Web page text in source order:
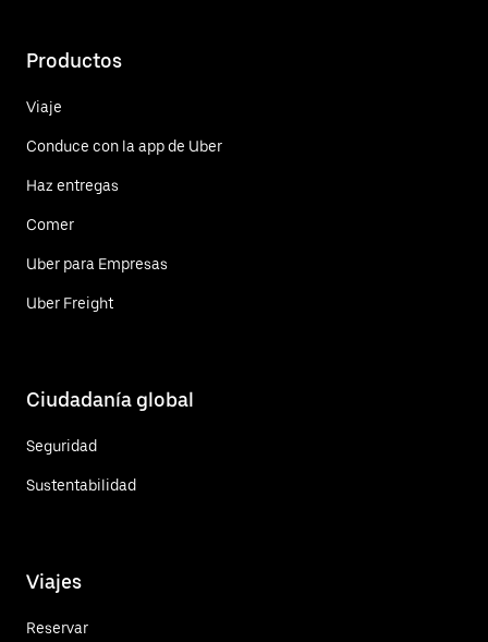
Productos
Viaje
Conduce con la app de Uber
Haz entregas
Comer
Uber para Empresas
Uber Freight
Ciudadanía global
Seguridad
Sustentabilidad
Viajes
Reservar